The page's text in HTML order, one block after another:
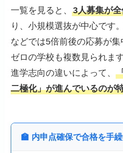
一覧を見ると、3人募集が
り、小規模選抜が中心です
などでは5倍前後の応募が
ゼロの学校も複数見られま
進学志向の違いによって、
二極化」が進んでいるのが
🏫 内申点確保で合格を手